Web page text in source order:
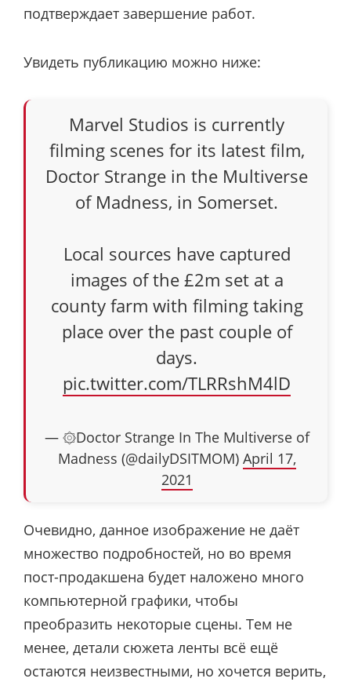
подтверждает завершение работ.
Увидеть публикацию можно ниже:
Marvel Studios is currently
filming scenes for its latest film,
Doctor Strange in the Multiverse
of Madness, in Somerset.
Local sources have captured
images of the £2m set at a
county farm with filming taking
place over the past couple of
days.
pic.twitter.com/TLRRshM4lD
— ۞Doctor Strange In The Multiverse of
Madness (@dailyDSITMOM) April 17,
2021
Очевидно, данное изображение не даёт
множество подробностей, но во время
пост-продакшена будет наложено много
компьютерной графики, чтобы
преобразить некоторые сцены. Тем не
менее, детали сюжета ленты всё ещё
остаются неизвестными, но хочется верить,